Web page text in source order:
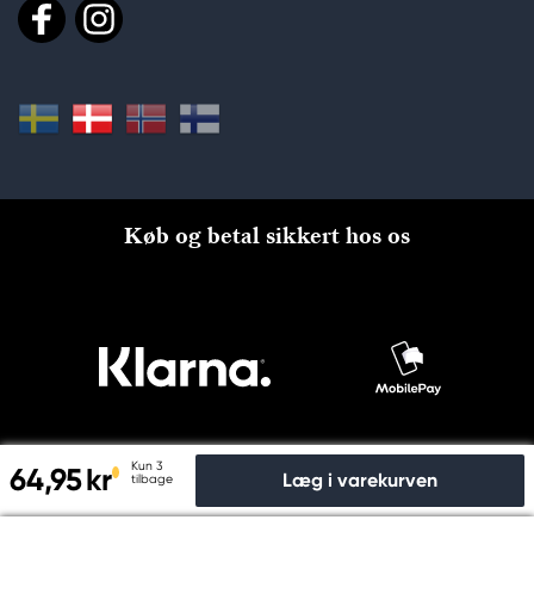
64,95 kr
Kun 3
tilbage
Læg i varekurven
Køb og betal sikkert hos os